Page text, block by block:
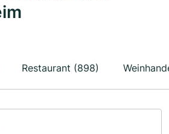
Restaurant (898)